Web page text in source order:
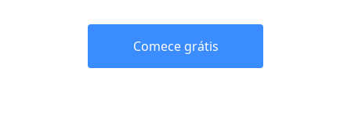
Comece grátis